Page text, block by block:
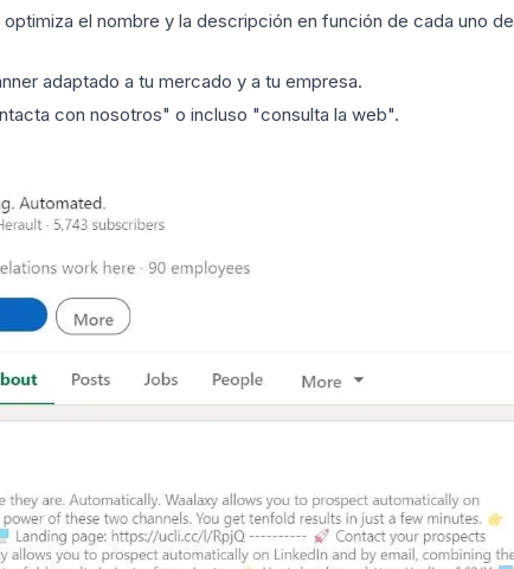
el nombre y la descripción en función de cada uno de
adaptado a tu mercado y a tu empresa.
con nosotros" o incluso "consulta la web".